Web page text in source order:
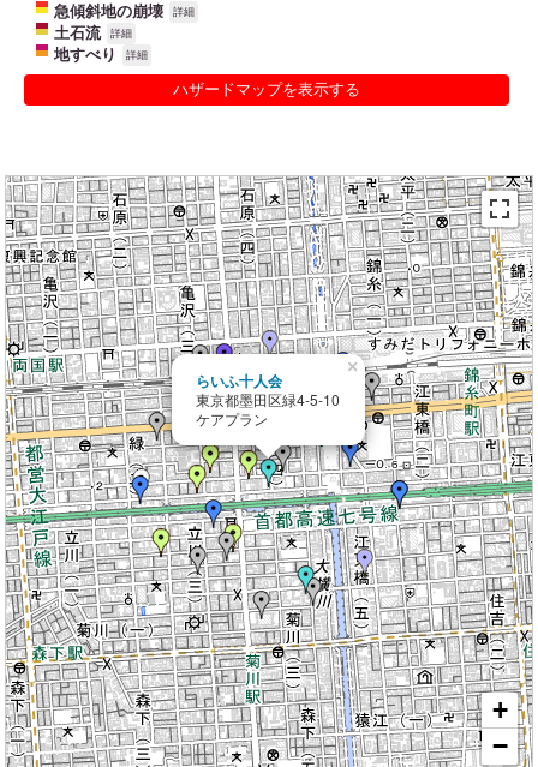
急傾斜地の崩壊
詳細
土石流 詳細
地すべり 詳細
ハザードマップを表示する
らいふ十人会
東京都墨田区緑4-5-10
ケアプラン
×
+
−